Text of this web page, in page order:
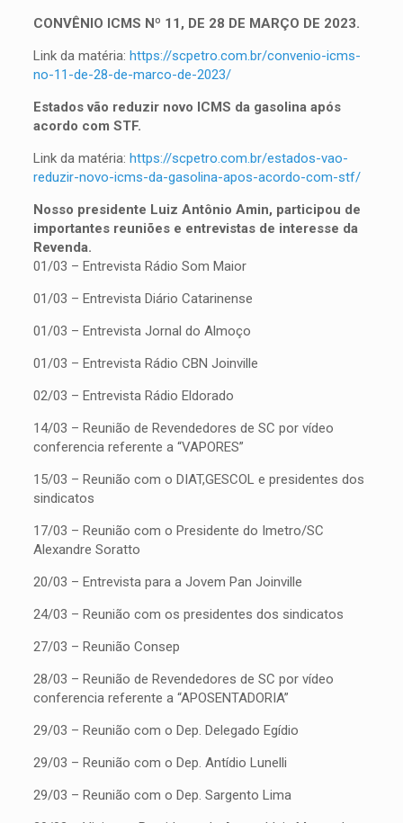
CONVÊNIO ICMS Nº 11, DE 28 DE MARÇO DE 2023.
Link da matéria: https://scpetro.com.br/convenio-icms-
no-11-de-28-de-marco-de-2023/
Estados vão reduzir novo ICMS da gasolina após
acordo com STF.
Link da matéria: https://scpetro.com.br/estados-vao-
reduzir-novo-icms-da-gasolina-apos-acordo-com-stf/
Nosso presidente Luiz Antônio Amin, participou de
importantes reuniões e entrevistas de interesse da
Revenda.
01/03 – Entrevista Rádio Som Maior
01/03 – Entrevista Diário Catarinense
01/03 – Entrevista Jornal do Almoço
01/03 – Entrevista Rádio CBN Joinville
02/03 – Entrevista Rádio Eldorado
14/03 – Reunião de Revendedores de SC por vídeo
conferencia referente a “VAPORES”
15/03 – Reunião com o DIAT,GESCOL e presidentes dos
sindicatos
17/03 – Reunião com o Presidente do Imetro/SC
Alexandre Soratto
20/03 – Entrevista para a Jovem Pan Joinville
24/03 – Reunião com os presidentes dos sindicatos
27/03 – Reunião Consep
28/03 – Reunião de Revendedores de SC por vídeo
conferencia referente a “APOSENTADORIA”
29/03 – Reunião com o Dep. Delegado Egídio
29/03 – Reunião com o Dep. Antídio Lunelli
29/03 – Reunião com o Dep. Sargento Lima